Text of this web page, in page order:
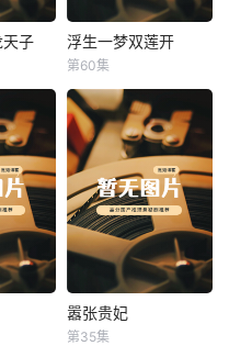
一球抛中真龙天子
子 浮生一梦双莲开
浮生一梦双莲开
第60集
嚣张贵妃
嚣张贵妃
第35集